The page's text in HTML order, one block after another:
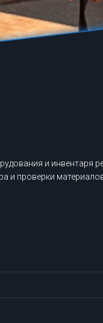
и инвентаря
и проверки